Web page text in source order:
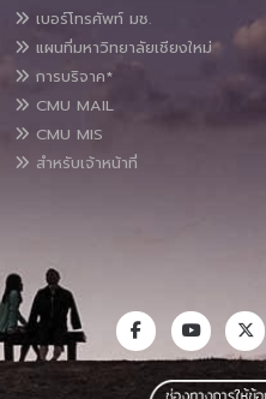
เบอร์โทรศัพท์ มช.
แผนที่มหาวิทยาลัยเชียงใหม่
การบริจาค*
CMU MAIL
CMU MIS
สำหรับเจ้าหน้าที่